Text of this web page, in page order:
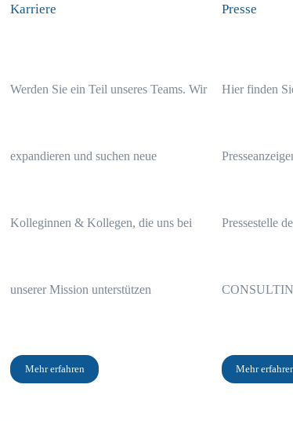
Karriere
Werden Sie ein Teil unseres Teams. Wir
expandieren und suchen neue
Kolleginnen & Kollegen, die uns bei
unserer Mission unterstützen
Mehr erfahren
Presse
Hier finden
Pressestelle
Mehr
Die Gesamtbelastung der im Angebot hinterlegten